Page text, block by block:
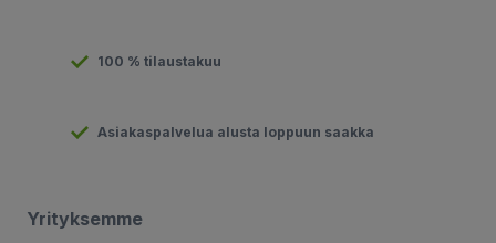
100 % tilaustakuu
Asiakaspalvelua alusta loppuun saakka
Yrityksemme